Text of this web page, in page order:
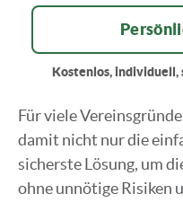
Kostenlos,
Für viele
damit nicht nur die
sicherste Lösung, um
ohne unnötige Risiken